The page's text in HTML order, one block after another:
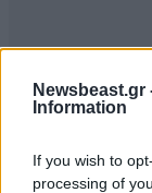
Newsbeast.gr
Information
If you wish to
processing of